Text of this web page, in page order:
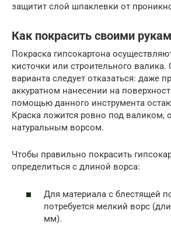
защитит слой шпаклевки от
Как покрасить своими
Покраска гипсокартона
кисточки или строительного
варианта следует отказаться: даже
аккуратном нанесении на
помощью данного инструмента
Краска ложится ровно под валиком,
натуральным ворсом.
Чтобы правильно покрасить
определиться с длиной ворса:
Для материала с блестящей
потребуется мелкий ворс
мм).